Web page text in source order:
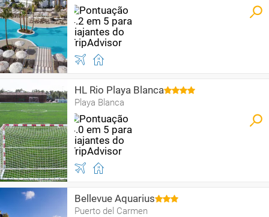
HL Rio Playa Blanca
Playa Blanca
Bellevue Aquarius
Puerto del Carmen